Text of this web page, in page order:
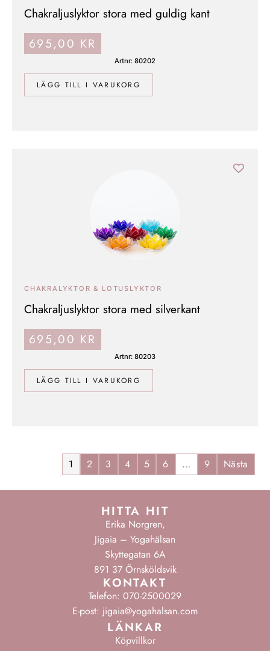
LÄGG TILL I VARUKORG
Chakraljuslyktor stora med guldig kant
695,00 KR
Artnr: 80202
LÄGG TILL I VARUKORG
CHAKRALYKTOR & LOTUSLYKTOR
Chakraljuslyktor stora med silverkant
695,00 KR
Artnr: 80203
1 2 3 4 5 6 … 9 Nästa
HITTA HIT
Erika Norgren,
Jigaia – Yogahälsan
Skyttegatan 6A
891 37 Örnsköldsvik
KONTAKT
Telefon: 070-2500029
E-post: jigaia@yogahalsan.com
LÄNKAR
Köpvillkor